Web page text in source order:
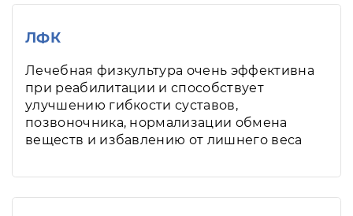
ЛФК
Лечебная физкультура очень эффективна
при реабилитации и способствует
улучшению гибкости суставов,
позвоночника, нормализации обмена
веществ и избавлению от лишнего веса